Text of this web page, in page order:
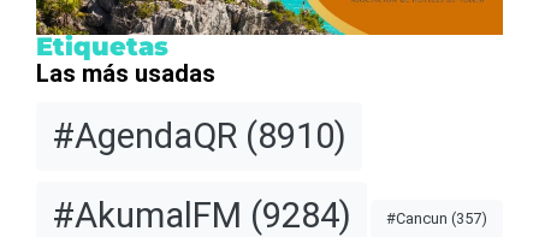
Etiquetas
Las más usadas
#AgendaQR (8910)
#AkumalFM (9284) #Cancun (357)